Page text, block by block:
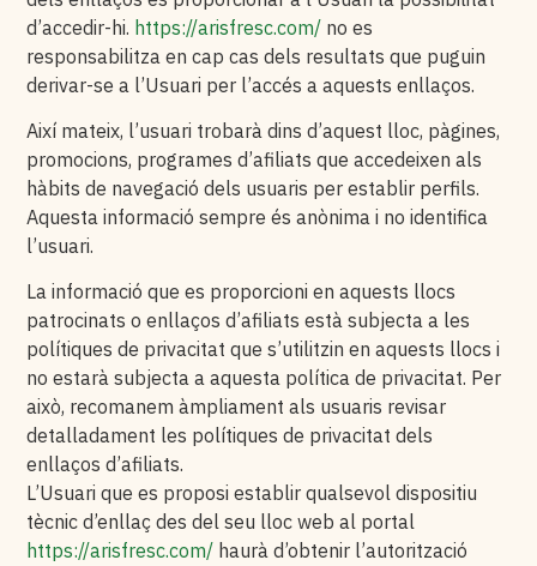
d’accedir-hi. https://arisfresc.com/ no es
responsabilitza en cap cas dels resultats que puguin
derivar-se a l’Usuari per l’accés a aquests enllaços.
Així mateix, l’usuari trobarà dins d’aquest lloc, pàgines,
promocions, programes d’afiliats que accedeixen als
hàbits de navegació dels usuaris per establir perfils.
Aquesta informació sempre és anònima i no identifica
l’usuari.
La informació que es proporcioni en aquests llocs
patrocinats o enllaços d’afiliats està subjecta a les
polítiques de privacitat que s’utilitzin en aquests llocs i
no estarà subjecta a aquesta política de privacitat. Per
això, recomanem àmpliament als usuaris revisar
detalladament les polítiques de privacitat dels
enllaços d’afiliats.
L’Usuari que es proposi establir qualsevol dispositiu
tècnic d’enllaç des del seu lloc web al portal
https://arisfresc.com/ haurà d’obtenir l’autorització